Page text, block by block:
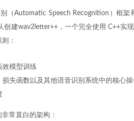
（Automatic Speech Recognition）框架
创建wav2letter++，一个完全使用 C++实
：
效模型训练
失函数以及其他语音识别系统中的核心
常直白的架构：